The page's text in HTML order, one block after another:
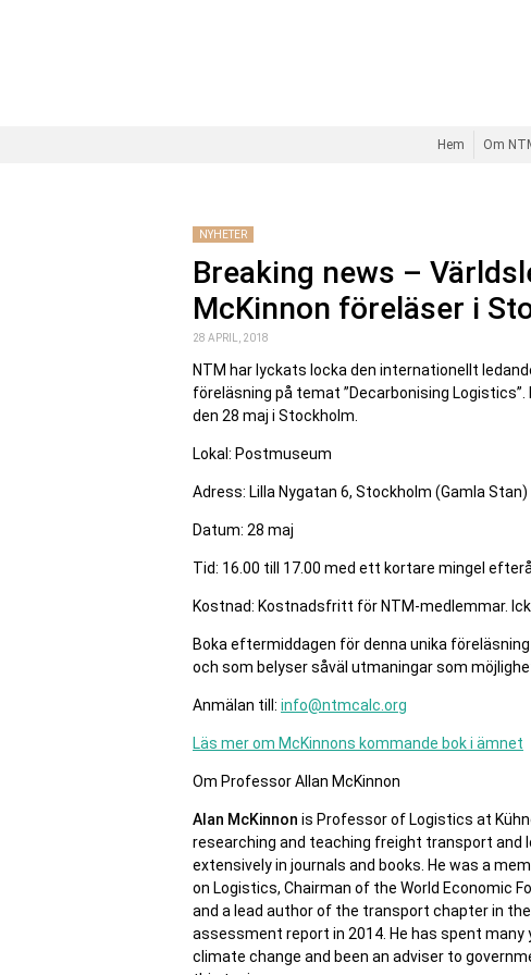
Hem Om
NYHETER
Breaking news –
McKinnon föreläser i
28 APRIL, 2018
NTM har lyckats locka den internationellt
föreläsning på temat ”Decarbonising
den 28 maj i Stockholm.
Lokal: Postmuseum
Adress: Lilla Nygatan 6, Stockholm (Gamla Stan)
Datum: 28 maj
Tid: 16.00 till 17.00 med ett kortare mingel
Kostnad: Kostnadsfritt för NTM-medlemmar.
Boka eftermiddagen för denna unika
och som belyser såväl utmaningar som
Anmälan till: info@ntmcalc.org
Läs mer om McKinnons kommande bok i ämnet
Om Professor Allan McKinnon
Alan McKinnon is Professor of Logistics at
researching and teaching freight transport
extensively in journals and books. He was a
on Logistics, Chairman of the World Economic
and a lead author of the transport chapter in
assessment report in 2014. He has spent
climate change and been an adviser to